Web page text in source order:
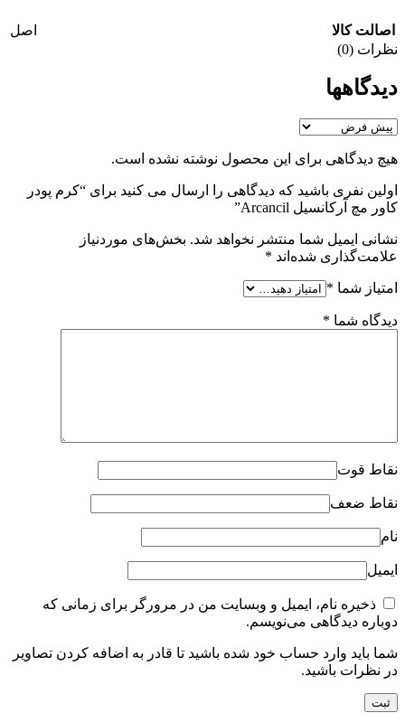
اصالت کالا
اصل
نظرات (0)
دیدگاهها
هیچ دیدگاهی برای این محصول نوشته نشده است.
اولین نفری باشید که دیدگاهی را ارسال می کنید برای “کرم پودر
کاور مچ آرکانسیل Arcancil”
نشانی ایمیل شما منتشر نخواهد شد. بخش‌های موردنیاز
علامت‌گذاری شده‌اند *
امتیاز شما *
دیدگاه شما *
نقاط قوت
نقاط ضعف
نام
ایمیل
ذخیره نام، ایمیل و وبسایت من در مرورگر برای زمانی که
دوباره دیدگاهی می‌نویسم.
شما باید وارد حساب خود شده باشید تا قادر به اضافه کردن تصاویر
در نظرات باشید.